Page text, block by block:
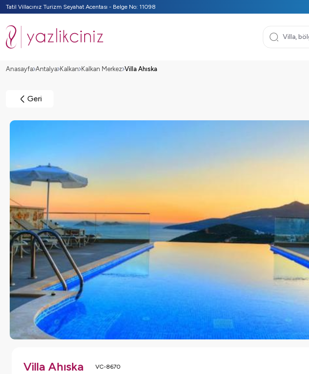
Tatil Villacınız Turizm Seyahat Acentası - Belge No: 11098
Anasayfa Antalya Kalkan Kalkan Merkez Villa Ahıska
Geri
Villa Ahıska VC-8670